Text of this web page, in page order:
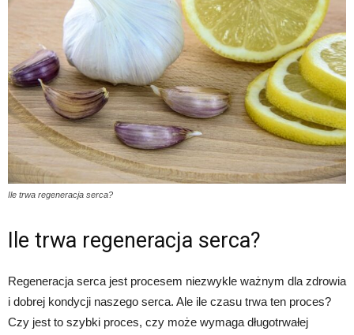
Ile trwa regeneracja serca?
Ile trwa regeneracja serca?
Regeneracja serca jest procesem niezwykle ważnym dla zdrowia
i dobrej kondycji naszego serca. Ale ile czasu trwa ten proces?
Czy jest to szybki proces, czy może wymaga długotrwałej